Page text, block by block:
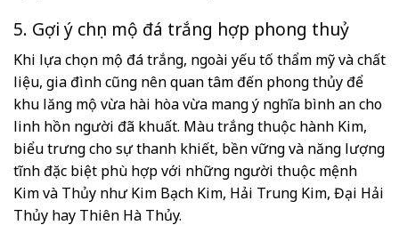
5. Gợi ý chọn mộ đá trắng hợp phong thuỷ
Khi lựa chọn mộ đá trắng, ngoài yếu tố thẩm mỹ và chất
liệu, gia đình cũng nên quan tâm đến phong thủy để
khu lăng mộ vừa hài hòa vừa mang ý nghĩa bình an cho
linh hồn người đã khuất. Màu trắng thuộc hành Kim,
biểu trưng cho sự thanh khiết, bền vững và năng lượng
tĩnh đặc biệt phù hợp với những người thuộc mệnh
Kim và Thủy như Kim Bạch Kim, Hải Trung Kim, Đại Hải
Thủy hay Thiên Hà Thủy.